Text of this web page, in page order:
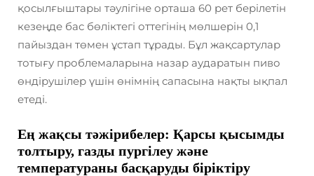
қосылғыштары тәулігіне орташа 60 рет берілетін
кезеңде бас бөліктегі оттегінің мөлшерін 0,1
пайыздан төмен ұстап тұрады. Бұл жақсартулар
тотығу проблемаларына назар аударатын пиво
өндірушілер үшін өнімнің сапасына нақты ықпал
етеді.
Ең жақсы тәжірибелер: Қарсы қысымды
толтыру, газды пургілеу және
температураны басқаруды біріктіру